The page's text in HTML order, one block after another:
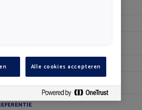
Alle cookies accepteren